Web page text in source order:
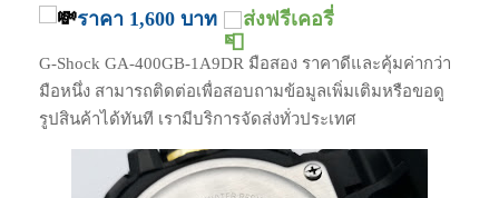
ราคา 1,600 บาท ส่งฟรีเคอรี่
G-Shock GA-400GB-1A9DR มือสอง ราคาดีและคุ้มค่ากว่า
มือหนึ่ง สามารถติดต่อเพื่อสอบถามข้อมูลเพิ่มเติมหรือขอดู
รูปสินค้าได้ทันที เรามีบริการจัดส่งทั่วประเทศ